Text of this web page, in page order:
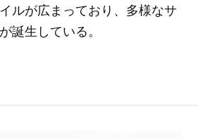
ルが広まっており、多様なサ
誕生している。